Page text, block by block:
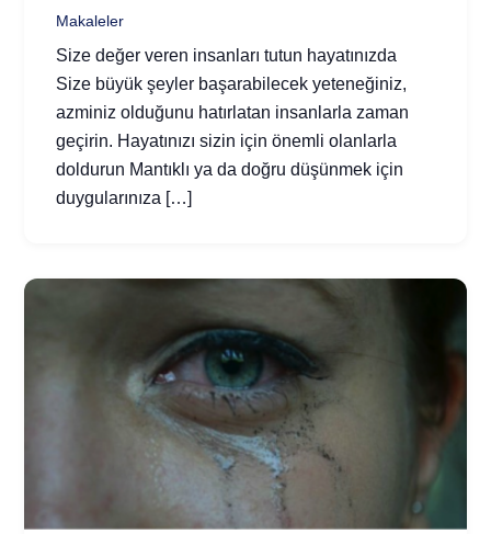
Makaleler
Size değer veren insanları tutun hayatınızda
Size büyük şeyler başarabilecek yeteneğiniz,
azminiz olduğunu hatırlatan insanlarla zaman
geçirin. Hayatınızı sizin için önemli olanlarla
doldurun Mantıklı ya da doğru düşünmek için
duygularınıza […]